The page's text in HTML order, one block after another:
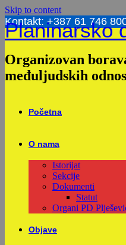
Skip to content
Kontakt: +387 61 746
Planinarsko
Organizovan
međuljudskih
Početna
O nama
Istorijat
Sekcije
Dokumenti
Statut
Organi PD
Objave